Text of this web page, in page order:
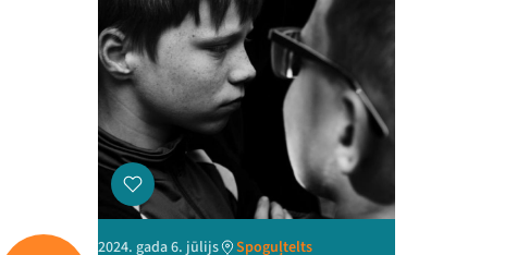
2024. gada 6. jūlijs Spoguļtelts